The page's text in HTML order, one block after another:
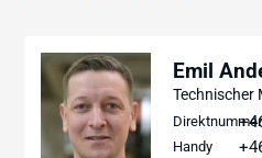
Emil
Technischer
Direktnummer
Handy